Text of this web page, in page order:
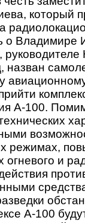
который
о Владимире
назван
А-100.
режимах,
огневого и
А-100